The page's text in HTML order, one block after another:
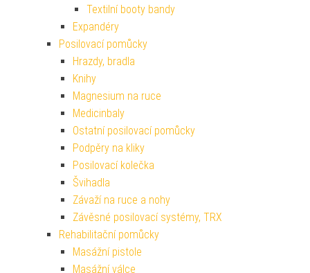
Textilní booty bandy
Expandéry
Posilovací pomůcky
Hrazdy, bradla
Knihy
Magnesium na ruce
Medicinbaly
Ostatní posilovací pomůcky
Podpěry na kliky
Posilovací kolečka
Švihadla
Závaží na ruce a nohy
Závěsné posilovací systémy, TRX
Rehabilitační pomůcky
Masážní pistole
Masážní válce